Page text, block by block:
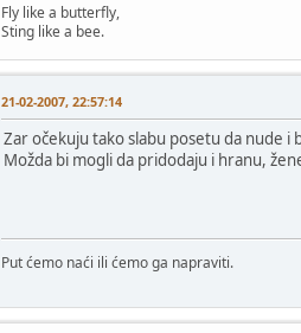
Fly like a butterfly,
Sting like a bee.
21-02-2007, 22:57:14
Zar očekuju tako slabu posetu da nude i
Možda bi mogli da pridodaju i hranu,
Put ćemo naći ili ćemo ga napraviti.